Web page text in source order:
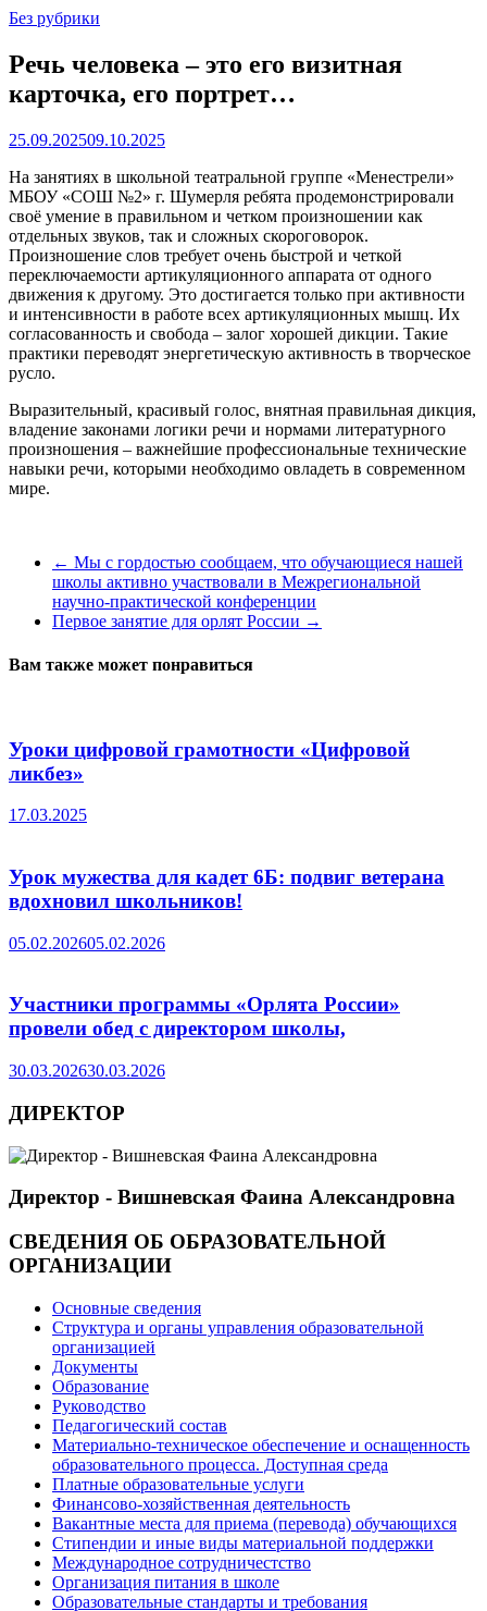
Без рубрики
Речь человека – это его визитная
карточка, его портрет…
25.09.202509.10.2025
На занятиях в школьной театральной группе «Менестрели»
МБОУ «СОШ №2» г. Шумерля ребята продемонстрировали
своё умение в правильном и четком произношении как
отдельных звуков, так и сложных скороговорок.
Произношение слов требует очень быстрой и четкой
переключаемости артикуляционного аппарата от одного
движения к другому. Это достигается только при активности
и интенсивности в работе всех артикуляционных мышц. Их
согласованность и свобода – залог хорошей дикции. Такие
практики переводят энергетическую активность в творческое
русло.
Выразительный, красивый голос, внятная правильная дикция,
владение законами логики речи и нормами литературного
произношения – важнейшие профессиональные технические
навыки речи, которыми необходимо овладеть в современном
мире.
← Мы с гордостью сообщаем, что обучающиеся нашей
школы активно участвовали в Межрегиональной
научно-практической конференции
Первое занятие для орлят России →
Вам также может понравиться
Уроки цифровой грамотности «Цифровой
ликбез»
17.03.2025
Урок мужества для кадет 6Б: подвиг ветерана
вдохновил школьников!
05.02.202605.02.2026
Участники программы «Орлята России»
провели обед с директором школы,
30.03.202630.03.2026
ДИРЕКТОР
Директор - Вишневская Фаина Александровна
СВЕДЕНИЯ ОБ ОБРАЗОВАТЕЛЬНОЙ
ОРГАНИЗАЦИИ
Основные сведения
Структура и органы управления образовательной
организацией
Документы
Образование
Руководство
Педагогический состав
Материально-техническое обеспечение и оснащенность
образовательного процесса. Доступная среда
Платные образовательные услуги
Финансово-хозяйственная деятельность
Вакантные места для приема (перевода) обучающихся
Стипендии и иные виды материальной поддержки
Международное сотрудничестство
Организация питания в школе
Образовательные стандарты и требования